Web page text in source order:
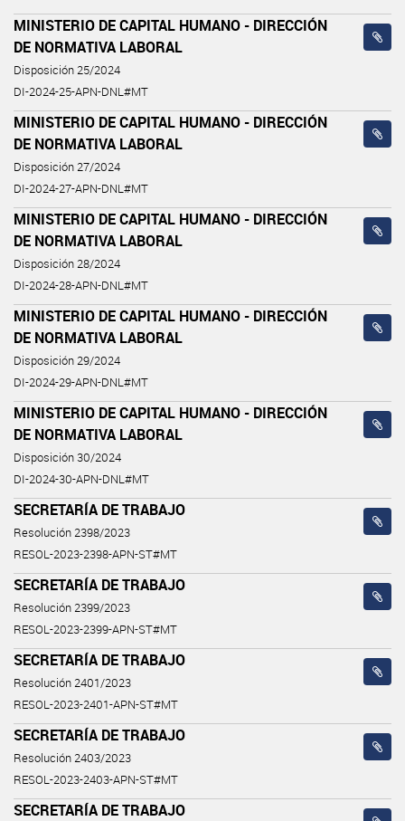
MINISTERIO DE CAPITAL HUMANO - DIRECCIÓN
DE NORMATIVA LABORAL
Disposición 25/2024
DI-2024-25-APN-DNL#MT
MINISTERIO DE CAPITAL HUMANO - DIRECCIÓN
DE NORMATIVA LABORAL
Disposición 27/2024
DI-2024-27-APN-DNL#MT
MINISTERIO DE CAPITAL HUMANO - DIRECCIÓN
DE NORMATIVA LABORAL
Disposición 28/2024
DI-2024-28-APN-DNL#MT
MINISTERIO DE CAPITAL HUMANO - DIRECCIÓN
DE NORMATIVA LABORAL
Disposición 29/2024
DI-2024-29-APN-DNL#MT
MINISTERIO DE CAPITAL HUMANO - DIRECCIÓN
DE NORMATIVA LABORAL
Disposición 30/2024
DI-2024-30-APN-DNL#MT
SECRETARÍA DE TRABAJO
Resolución 2398/2023
RESOL-2023-2398-APN-ST#MT
SECRETARÍA DE TRABAJO
Resolución 2399/2023
RESOL-2023-2399-APN-ST#MT
SECRETARÍA DE TRABAJO
Resolución 2401/2023
RESOL-2023-2401-APN-ST#MT
SECRETARÍA DE TRABAJO
Resolución 2403/2023
RESOL-2023-2403-APN-ST#MT
SECRETARÍA DE TRABAJO